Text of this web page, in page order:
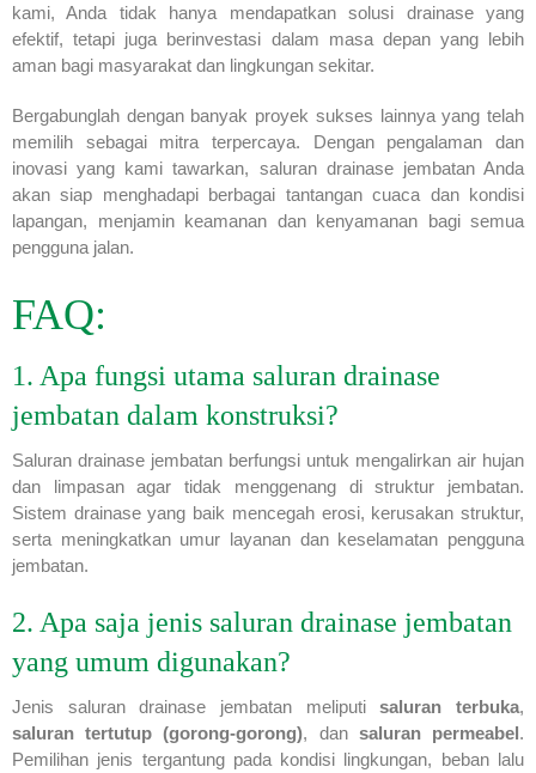
kami, Anda tidak hanya mendapatkan solusi drainase yang
efektif, tetapi juga berinvestasi dalam masa depan yang lebih
aman bagi masyarakat dan lingkungan sekitar.
Bergabunglah dengan banyak proyek sukses lainnya yang telah
memilih sebagai mitra terpercaya. Dengan pengalaman dan
inovasi yang kami tawarkan, saluran drainase jembatan Anda
akan siap menghadapi berbagai tantangan cuaca dan kondisi
lapangan, menjamin keamanan dan kenyamanan bagi semua
pengguna jalan.
FAQ:
1. Apa fungsi utama saluran drainase
jembatan dalam konstruksi?
Saluran drainase jembatan berfungsi untuk mengalirkan air hujan
dan limpasan agar tidak menggenang di struktur jembatan.
Sistem drainase yang baik mencegah erosi, kerusakan struktur,
serta meningkatkan umur layanan dan keselamatan pengguna
jembatan.
2. Apa saja jenis saluran drainase jembatan
yang umum digunakan?
Jenis saluran drainase jembatan meliputisaluran terbuka,
saluran tertutup (gorong-gorong), dan saluran permeabel.
Pemilihan jenis tergantung pada kondisi lingkungan, beban lalu